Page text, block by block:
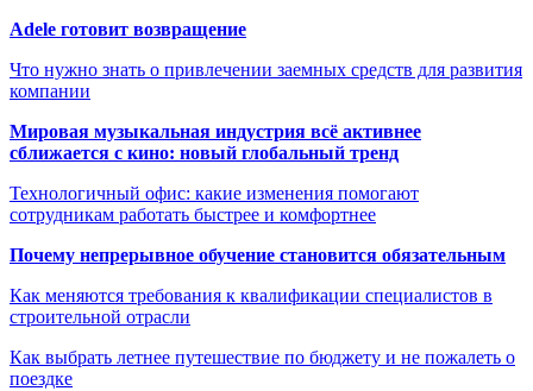
Adele готовит возвращение
Что нужно знать о привлечении заемных средств для развития
компании
Мировая музыкальная индустрия всё активнее
сближается с кино: новый глобальный тренд
Технологичный офис: какие изменения помогают
сотрудникам работать быстрее и комфортнее
Почему непрерывное обучение становится обязательным
Как меняются требования к квалификации специалистов в
строительной отрасли
Как выбрать летнее путешествие по бюджету и не пожалеть о
поездке